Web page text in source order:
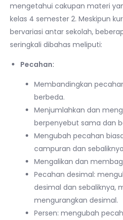
mengetahui cakupan materi
kelas 4 semester 2. Meskipun
bervariasi antar sekolah,
seringkali dibahas meliputi:
Pecahan:
Membandingkan
berbeda.
Menjumlahkan dan
berpenyebut sama dan
Mengubah pecahan
campuran dan
Mengalikan dan
Pecahan desimal:
desimal dan sebaliknya,
mengurangkan desimal.
Persen: mengubah